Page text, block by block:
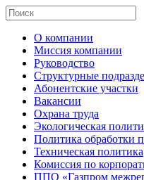
О компании
Миссия компании
Руководство
Структурные
Абонентские участки
Вакансии
Охрана труда
Экологическая
Политика обработки
Техническая политика
Комиссия по
ППО «Газпром